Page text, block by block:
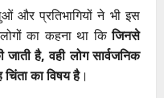
और प्रतिभागियों ने भी इस
का कहना था किजिनसे
है, वही लोग सार्वजनिक
का विषय है।